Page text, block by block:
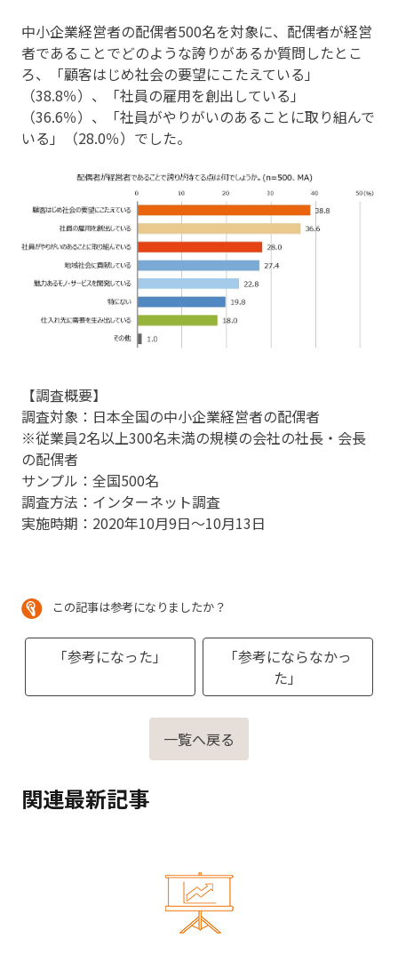
中小企業経営者の配偶者500名を対象に、配偶者が経営
者であることでどのような誇りがあるか質問したとこ
ろ、「顧客はじめ社会の要望にこたえている」
（38.8％）、「社員の雇用を創出している」
（36.6％）、「社員がやりがいのあることに取り組んで
いる」（28.0％）でした。
【調査概要】
調査対象：日本全国の中小企業経営者の配偶者
※従業員2名以上300名未満の規模の会社の社長・会長
の配偶者
サンプル：全国500名
調査方法：インターネット調査
実施時期：2020年10月9日～10月13日
この記事は参考になりましたか？
「参考になった」
「参考にならなかっ
た」
一覧へ戻る
関連最新記事